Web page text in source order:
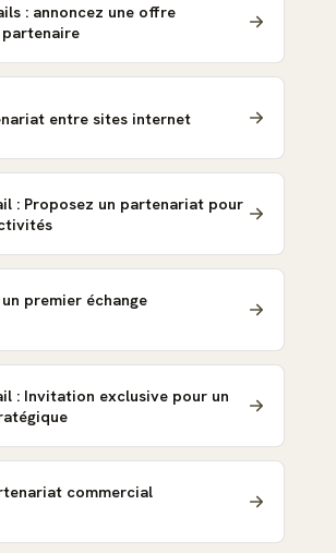
: annoncez une offre
partenaire
entre sites internet
: Proposez un partenariat pour
premier échange
: Invitation exclusive pour un
commercial